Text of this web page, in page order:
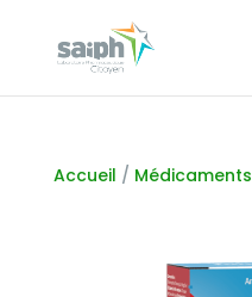
Accueil / Médicaments